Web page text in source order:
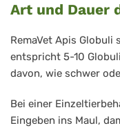
Art und Dauer
RemaVet Apis Globuli
entspricht 5-10
davon, wie schwer
Bei einer
Eingeben ins Maul,